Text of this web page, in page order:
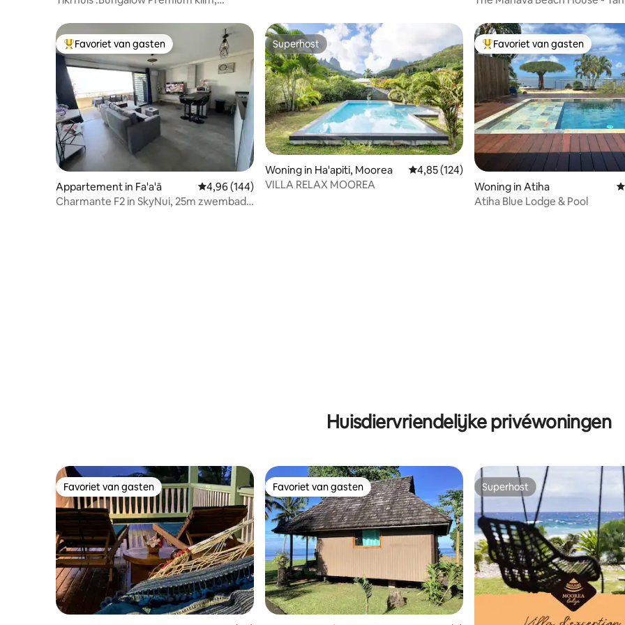
Topfavoriet van gasten
Favoriet van gasten
Appartement in Fa'a'ā Gemiddelde beoordeling van 4,96 uit 5, 144 recensies
4,96 (144)
Charmante F2 in SkyNui, 25m zwembad
Superhost
Superhost
Woning in Ha'apiti, Moorea Gemiddelde beoordeling van 4,85 uit 5, 124
4,85 (124)
VILLA RELAX MOOREA
Topfavoriet van gasten
Favoriet van gasten
Woning in Atiha
Atiha Blue Lodge & Pool
Huisdiervriendelijke privéwoningen
Favoriet van gasten
Favoriet van gasten Favoriet van gasten
Favoriet van gasten Superhost
Superhost